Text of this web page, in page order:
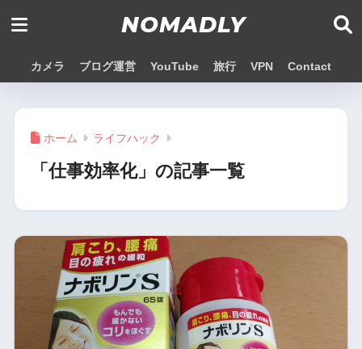
NOMADLY
カメラ ブログ運営 YouTube 旅行 VPN Contact
ホーム ライフハック
「仕事効率化」の記事一覧